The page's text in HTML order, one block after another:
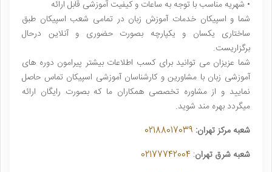
• شهریه مناسب با توجه به ساعات و کیفیت آموزشی قابل ارائه
شما و اسپیکان خدمات آموزش زبان در تمامی شعب اسپیکان طبق
ساختاری یکسان و یکپارچه بصورت حضوری و آنلاین درحال
برگزاریست.
شما عزیزان می توانید برای کسب اطلاعات بیشتر پیرامون دوره های
آموزشی زبان با مشاورین و کارشناسان آموزشی اسپیکان تماس حاصل
نمایید و از مشاوره تخصصی همکاران ما که بصورت رایگان ارائه
میگردد بهره مند شوید.
شعبه مرکز تهران: 02188017039
شعبه شرق تهران:
02177742004